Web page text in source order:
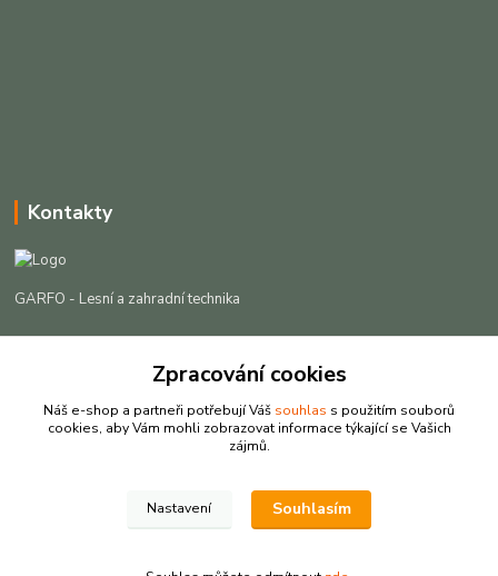
Kontakty
GARFO - Lesní a zahradní technika
+420 725 301 044
info@garfo.cz
Zpracování cookies
Náš e-shop a partneři potřebují Váš souhlas s použitím souborů
cookies, aby Vám mohli zobrazovat informace týkající se Vašich
zájmů.
Nastavení Souhlasím